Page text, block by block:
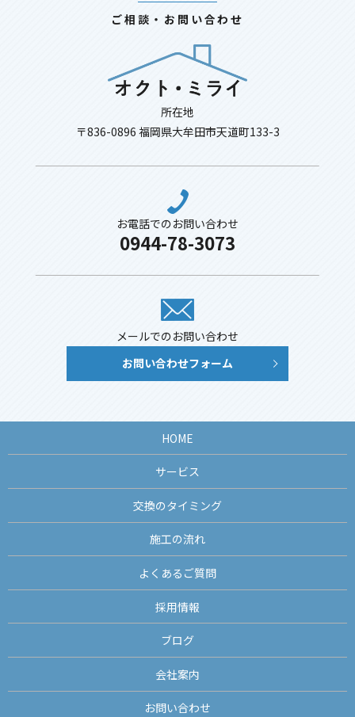
ご相談・お問い合わせ
所在地
〒836-0896 福岡県大牟田市天道町133-3
お電話でのお問い合わせ
0944-78-3073
メールでのお問い合わせ
お問い合わせフォーム
HOME
サービス
交換のタイミング
施工の流れ
よくあるご質問
採用情報
ブログ
会社案内
お問い合わせ